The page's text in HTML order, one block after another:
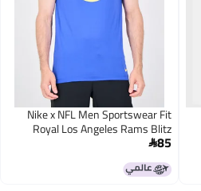
Nike x NFL Men Sportswear Fit
Royal Los Angeles Rams Blitz
Legend Muscle Perform Vest, Blue
85